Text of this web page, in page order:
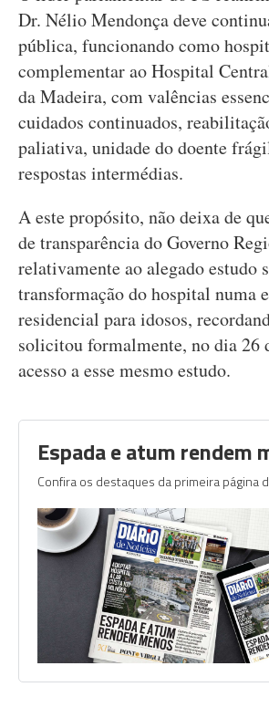
Dr. Nélio Mendonça deve
pública, funcionando como
complementar ao Hospital
da Madeira, com valências
cuidados continuados,
paliativa, unidade do doente
respostas intermédias.
A este propósito, não deixa de
de transparência do Governo
relativamente ao alegado estudo
transformação do hospital numa
residencial para idosos,
solicitou formalmente, no dia 26
acesso a esse mesmo estudo.
Espada e atum rendem
Confira os destaques da primeira página